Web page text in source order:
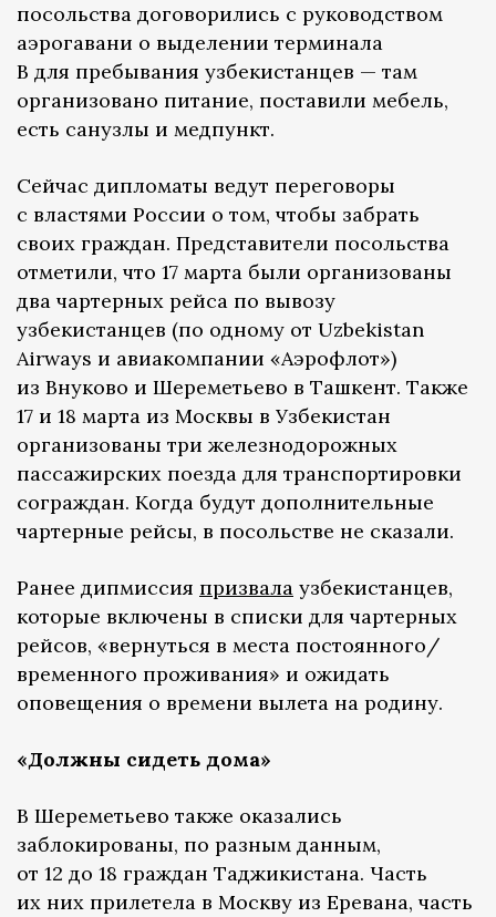
посольства договорились с руководством
аэрогавани о выделении терминала
B для пребывания узбекистанцев — там
организовано питание, поставили мебель,
есть санузлы и медпункт.
Сейчас дипломаты ведут переговоры
с властями России о том, чтобы забрать
своих граждан. Представители посольства
отметили, что 17 марта были организованы
два чартерных рейса по вывозу
узбекистанцев (по одному от Uzbekistan
Airways и авиакомпании «Аэрофлот»)
из Внуково и Шереметьево в Ташкент. Также
17 и 18 марта из Москвы в Узбекистан
организованы три железнодорожных
пассажирских поезда для транспортировки
сограждан. Когда будут дополнительные
чартерные рейсы, в посольстве не сказали.
Ранее дипмиссия призвала узбекистанцев,
которые включены в списки для чартерных
рейсов, «вернуться в места постоянного/
временного проживания» и ожидать
оповещения о времени вылета на родину.
«Должны сидеть дома»
В Шереметьево также оказались
заблокированы, по разным данным,
от 12 до 18 граждан Таджикистана. Часть
их них прилетела в Москву из Еревана, часть